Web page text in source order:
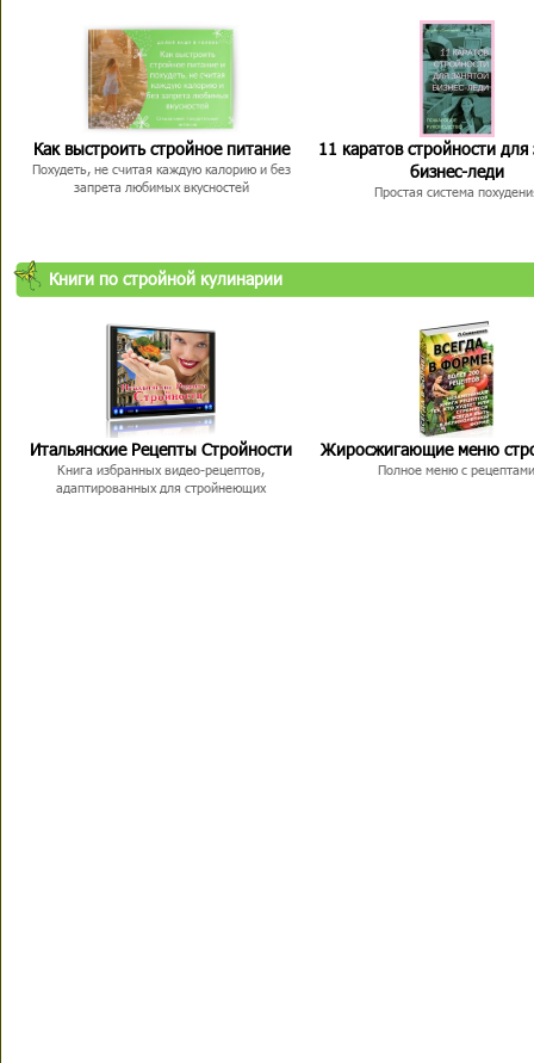
Как выстроить стройное питание
Похудеть, не считая каждую калорию и без
запрета любимых вкусностей
11 каратов стройности для
бизнес-леди
Простая система
Книги по стройной кулинарии
Итальянские Рецепты Стройности
Книга избранных видео-рецептов,
адаптированных для стройнеющих
Жиросжигающие меню
Полное меню с рецептами